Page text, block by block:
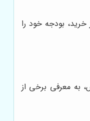
بودجه خود را
به معرفی برخی از